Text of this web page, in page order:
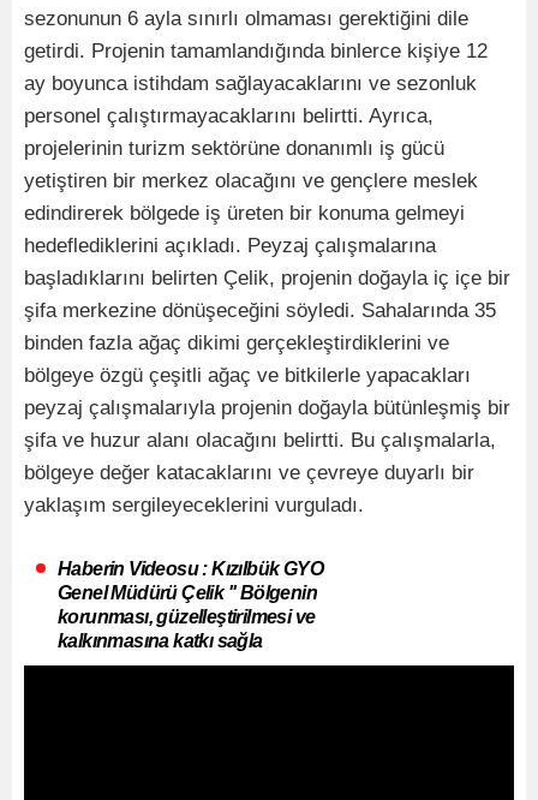
sezonunun 6 ayla sınırlı olmaması gerektiğini dile
getirdi. Projenin tamamlandığında binlerce kişiye 12
ay boyunca istihdam sağlayacaklarını ve sezonluk
personel çalıştırmayacaklarını belirtti. Ayrıca,
projelerinin turizm sektörüne donanımlı iş gücü
yetiştiren bir merkez olacağını ve gençlere meslek
edindirerek bölgede iş üreten bir konuma gelmeyi
hedeflediklerini açıkladı. Peyzaj çalışmalarına
başladıklarını belirten Çelik, projenin doğayla iç içe bir
şifa merkezine dönüşeceğini söyledi. Sahalarında 35
binden fazla ağaç dikimi gerçekleştirdiklerini ve
bölgeye özgü çeşitli ağaç ve bitkilerle yapacakları
peyzaj çalışmalarıyla projenin doğayla bütünleşmiş bir
şifa ve huzur alanı olacağını belirtti. Bu çalışmalarla,
bölgeye değer katacaklarını ve çevreye duyarlı bir
yaklaşım sergileyeceklerini vurguladı.
Haberin Videosu : Kızılbük GYO
Genel Müdürü Çelik '' Bölgenin
korunması, güzelleştirilmesi ve
kalkınmasına katkı sağla